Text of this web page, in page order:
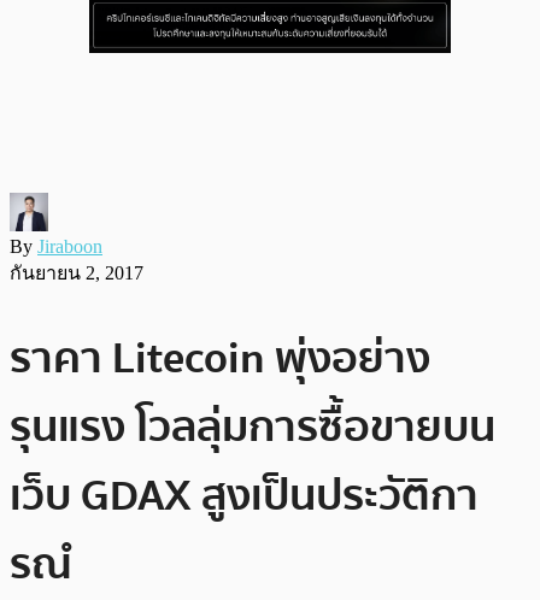
By Jiraboon
กันยายน 2, 2017
ราคา Litecoin พุ่งอย่าง
รุนแรง โวลลุ่มการซื้อขายบน
เว็บ GDAX สูงเป็นประวัติกา
รณํ